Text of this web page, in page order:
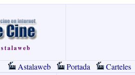
Astalaweb Portada Carteles